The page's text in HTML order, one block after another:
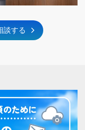
談する